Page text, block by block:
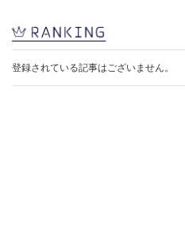
登録されている記事はございません。